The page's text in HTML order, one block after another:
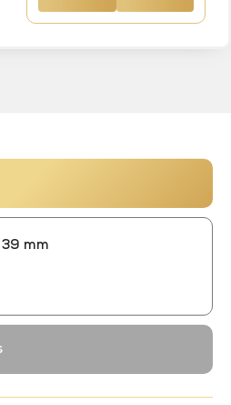
39 mm